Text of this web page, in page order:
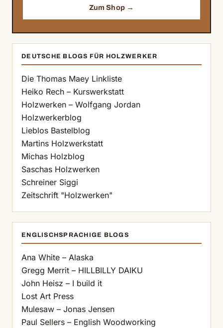
Zum Shop →
DEUTSCHE BLOGS FÜR HOLZWERKER
Die Thomas Maey Linkliste
Heiko Rech – Kurswerkstatt
Holzwerken – Wolfgang Jordan
Holzwerkerblog
Lieblos Bastelblog
Martins Holzwerkstatt
Michas Holzblog
Saschas Holzwerken
Schreiner Siggi
Zeitschrift "Holzwerken"
ENGLISCHSPRACHIGE BLOGS
Ana White – Alaska
Gregg Merrit – HILLBILLY DAIKU
John Heisz – I build it
Lost Art Press
Mulesaw – Jonas Jensen
Paul Sellers – English Woodworking